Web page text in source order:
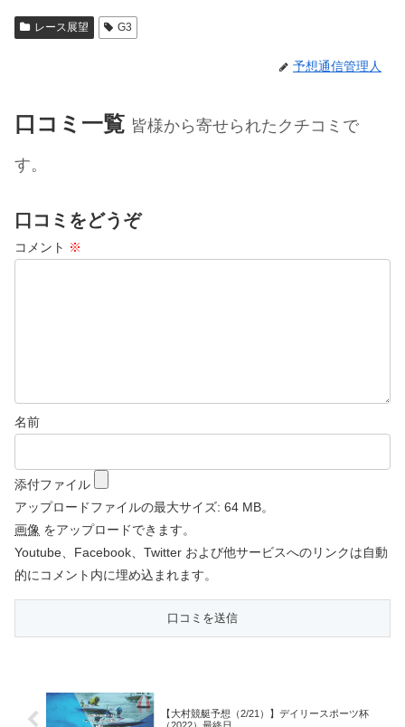
レース展望 G3
予想通信管理人
口コミ一覧 皆様から寄せられたクチコミで
す。
口コミをどうぞ
コメント ※
名前
添付ファイル
アップロードファイルの最大サイズ: 64 MB。
画像 をアップロードできます。
Youtube、Facebook、Twitter および他サービスへのリンクは自動
的にコメント内に埋め込まれます。
【大村競艇予想（2/21）】デイリースポーツ杯